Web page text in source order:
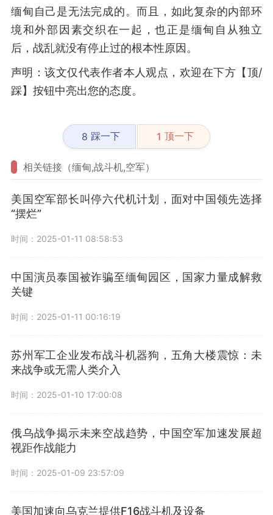
缅甸自己是无法完成的。而且，如此复杂的内部环
境和外部因素交织在一起，也正是缅甸自从独立
后，战乱就没有停止过的根本性原因。
声明：该文仅代表作者本人观点，欢迎在下方【顶/
踩】按钮中亮出您的态度。
8 踩一下 1 顶一下
相关链接（缅甸,战斗机,空军）
美国空军部长叫停六代机计划，面对中国领先选择
“摆烂”
时间：2025-01-11 08:58:53
中国演员泰国被诈骗至缅甸园区，国家力量成解救
关键
时间：2025-01-11 00:16:19
苏州军工企业发布战斗机器狗，五角大楼震惊：未
来战争或无需人类介入
时间：2025-01-10 17:00:08
俄乌战争揭示未来空战趋势，中国空军加速发展超
视距作战能力
时间：2025-01-09 23:57:09
美国加速向乌克兰提供F16战斗机及设备